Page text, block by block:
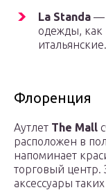
La Standa —
одежды, как
итальянские.
Флоренция
Аутлет The Mall
расположен в
напоминает
торговый центр.
аксессуары